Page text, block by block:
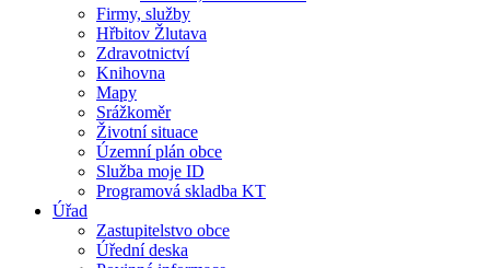
Firmy, služby
Hřbitov Žlutava
Zdravotnictví
Knihovna
Mapy
Srážkoměr
Životní situace
Územní plán obce
Služba moje ID
Programová skladba KT
Úřad
Zastupitelstvo obce
Úřední deska